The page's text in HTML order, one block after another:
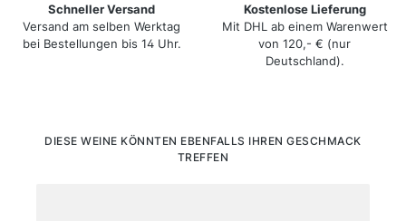
Schneller Versand
Versand am selben Werktag
bei Bestellungen bis 14 Uhr.
Kostenlose Lieferung
Mit DHL ab einem Warenwert
von 120,- € (nur
Deutschland).
Produktgalerie überspringen
DIESE WEINE KÖNNTEN EBENFALLS IHREN GESCHMACK
TREFFEN